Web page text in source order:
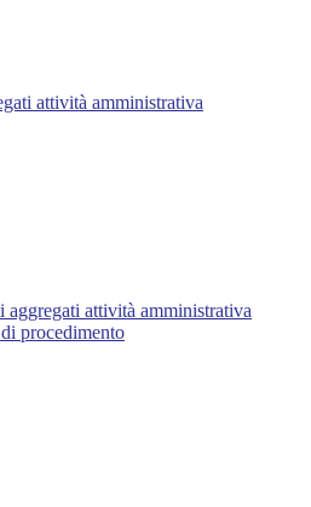
attività amministrativa
aggregati attività amministrativa
procedimento